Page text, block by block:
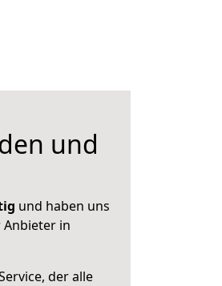
und
und haben uns
in
der alle